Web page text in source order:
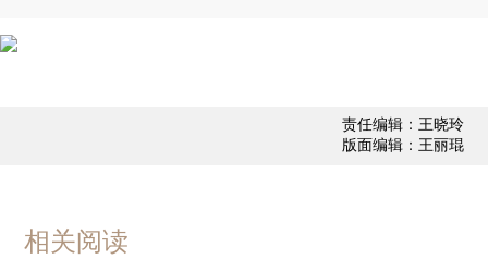
责任编辑：王晓玲
版面编辑：王丽琨
相关阅读